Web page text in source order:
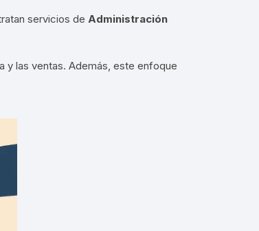
servicios de Administración
y las ventas. Además, este enfoque